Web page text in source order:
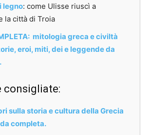
legno: come Ulisse riuscì a
la città di Troia
mitologia greca e civiltà
eroi, miti, dei e leggende da
consigliate:
sulla storia e cultura della Grecia
completa.